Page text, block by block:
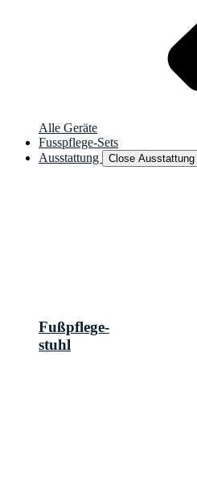
Alle Geräte
Fusspflege-Sets
Ausstattung
Close Ausstattung
Fußpflege-
stuhl